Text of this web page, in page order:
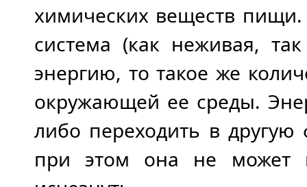
химических веществ пищи.
система (как неживая,
энергию, то такое же
окружающей ее среды.
либо переходить в
при этом она не может